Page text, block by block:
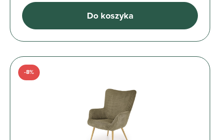
Do koszyka
-8%